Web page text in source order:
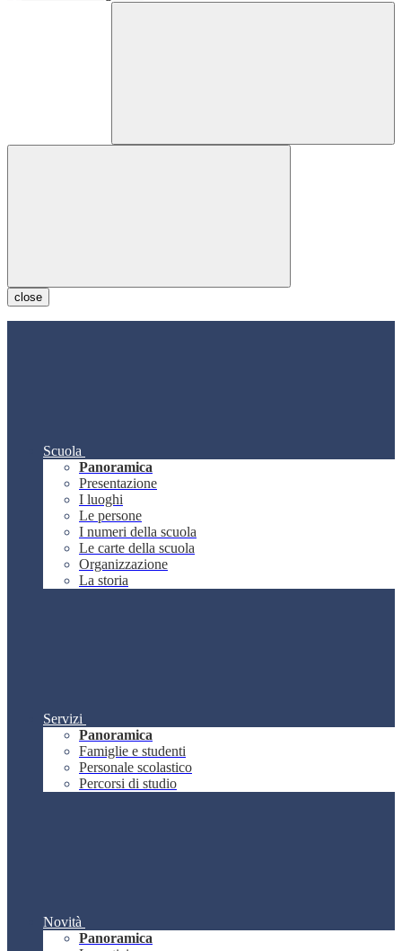
close
Scuola
Panoramica
Presentazione
I luoghi
Le persone
I numeri della scuola
Le carte della scuola
Organizzazione
La storia
Servizi
Panoramica
Famiglie e studenti
Personale scolastico
Percorsi di studio
Novità
Panoramica